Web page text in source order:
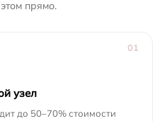
прямо.
01
узел
до 50–70% стоимости